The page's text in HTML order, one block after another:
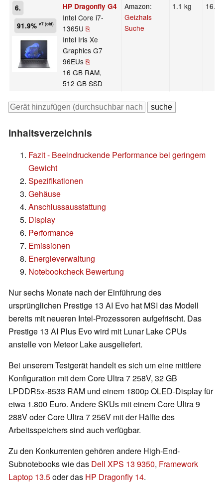
6.
91.9%v7 (old)
HP Dragonfly G4
Intel Core i7-
1365U ⎘
Intel Iris Xe
Graphics G7
96EUs ⎘
16 GB RAM,
512 GB SSD
Amazon:
Geizhals
Suche
1.1 kg 16.3
Inhaltsverzeichnis
Fazit - Beeindruckende Performance bei geringem
Gewicht
Spezifikationen
Gehäuse
Anschlussausstattung
Display
Performance
Emissionen
Energieverwaltung
Notebookcheck Bewertung
Nur sechs Monate nach der Einführung des
ursprünglichen Prestige 13 AI Evo hat MSI das Modell
bereits mit neueren Intel-Prozessoren aufgefrischt. Das
Prestige 13 AI Plus Evo wird mit Lunar Lake CPUs
anstelle von Meteor Lake ausgeliefert.
Bei unserem Testgerät handelt es sich um eine mittlere
Konfiguration mit dem Core Ultra 7 258V, 32 GB
LPDDR5x-8533 RAM und einem 1800p OLED-Display für
etwa 1.800 Euro. Andere SKUs mit einem Core Ultra 9
288V oder Core Ultra 7 256V mit der Hälfte des
Arbeitsspeichers sind auch verfügbar.
Zu den Konkurrenten gehören andere High-End-
Subnotebooks wie das Dell XPS 13 9350, Framework
Laptop 13.5oder das HP Dragonfly 14.